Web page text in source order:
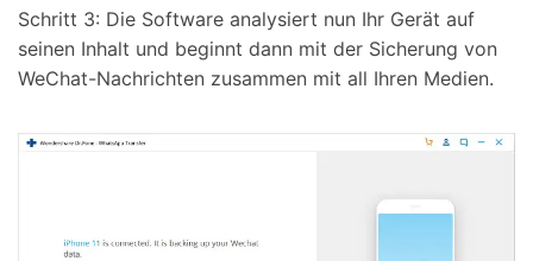
Schritt 3: Die Software analysiert nun Ihr Gerät auf
seinen Inhalt und beginnt dann mit der Sicherung von
WeChat-Nachrichten zusammen mit all Ihren Medien.